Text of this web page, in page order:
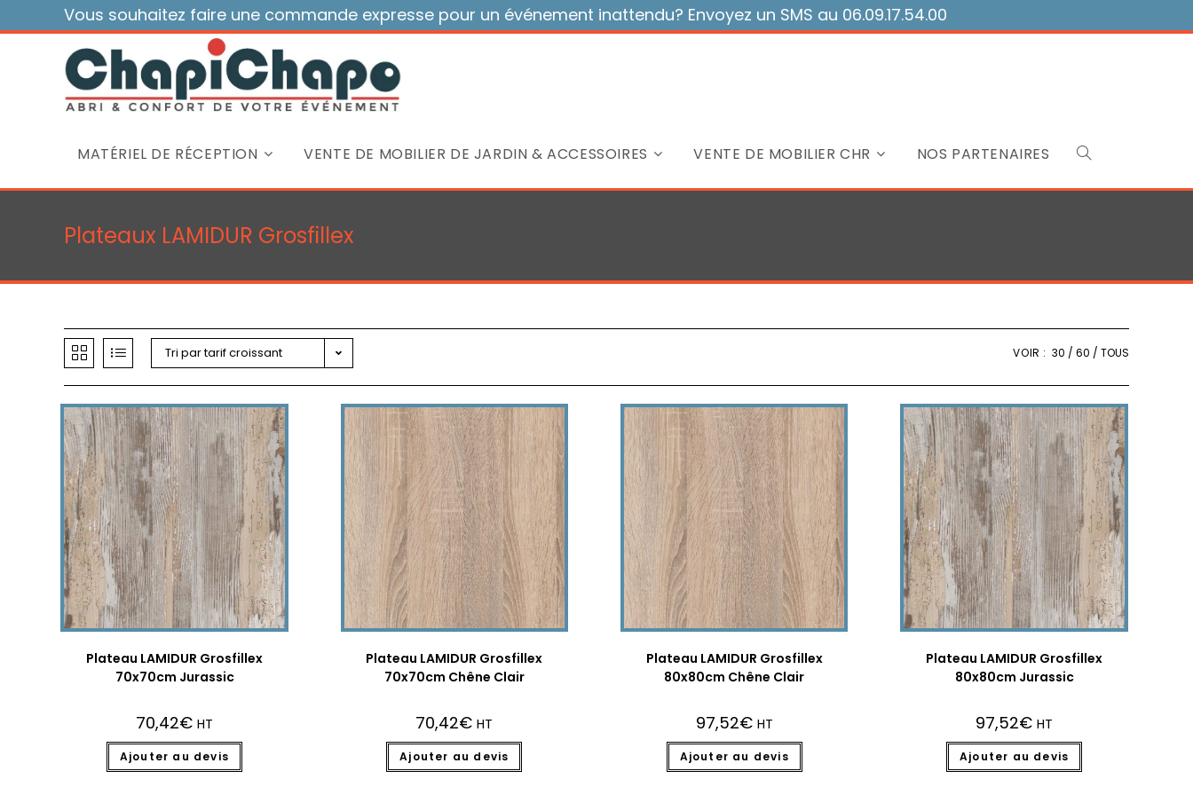
to
Vous souhaitez faire une commande expresse pour un événement inattendu? Envoyez un SMS au 06.09.17.54.00
MATÉRIEL DE RÉCEPTION VENTE DE MOBILIER DE JARDIN & ACCESSOIRES VENTE DE MOBILIER CHR NOS PARTENAIRES Toggle
search
Plateaux LAMIDUR Grosfillex
Tri par tarif croissant VOIR : 30 60 TOUS
Plateau LAMIDUR Grosfillex
70x70cm Jurassic
70,42€ HT
Ajouter au devis
Plateau LAMIDUR Grosfillex
70x70cm Chêne Clair
70,42€ HT
Ajouter au devis
Plateau LAMIDUR Grosfillex
80x80cm Chêne Clair
97,52€ HT
Ajouter au devis
Plateau LAMIDUR Grosfillex
80x80cm Jurassic
97,52€ HT
Ajouter au devis